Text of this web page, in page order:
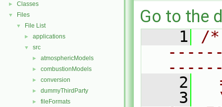
► Classes
▼ Files
▼ File List
► applications
▼ src
► atmosphericModels
► combustionModels
► conversion
► dummyThirdParty
► fileFormats
Go to the
    1
/
    2
    3